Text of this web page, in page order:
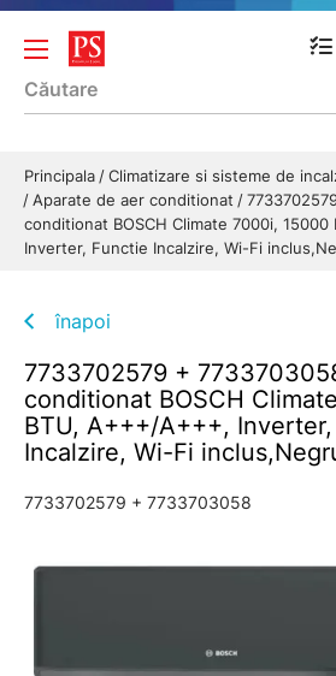
Principala Climatizare si sisteme de
Aparate de aer conditionat
conditionat BOSCH Climate 7000i,
Inverter, Functie Incalzire, Wi-Fi
înapoi
7733702579 +
conditionat BOSCH
BTU, A+++/A+++,
Incalzire, Wi-Fi
7733702579 + 7733703058